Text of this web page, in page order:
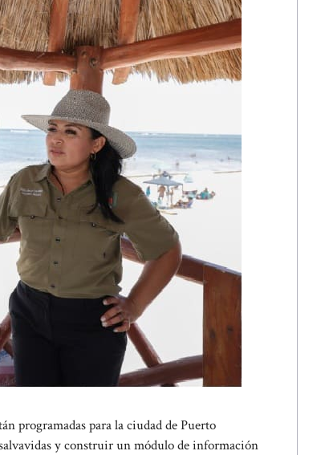
programadas para la ciudad de Puerto
y construir un módulo de información